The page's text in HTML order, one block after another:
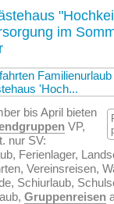
im
bis April bieten
VP,
nur SV:
Ferienlager,
Vereinsreisen,
Schiurlaub,
Gruppenreisen